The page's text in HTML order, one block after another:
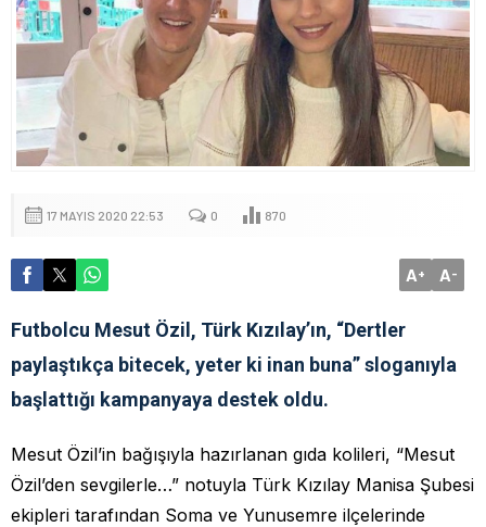
17 MAYIS 2020 22:53 0 870
A+ A-
Futbolcu Mesut Özil, Türk Kızılay’ın, “Dertler
paylaştıkça bitecek, yeter ki inan buna” sloganıyla
başlattığı kampanyaya destek oldu.
Mesut Özil’in bağışıyla hazırlanan gıda kolileri, “Mesut
Özil’den sevgilerle…” notuyla Türk Kızılay Manisa Şubesi
ekipleri tarafından Soma ve Yunusemre ilçelerinde